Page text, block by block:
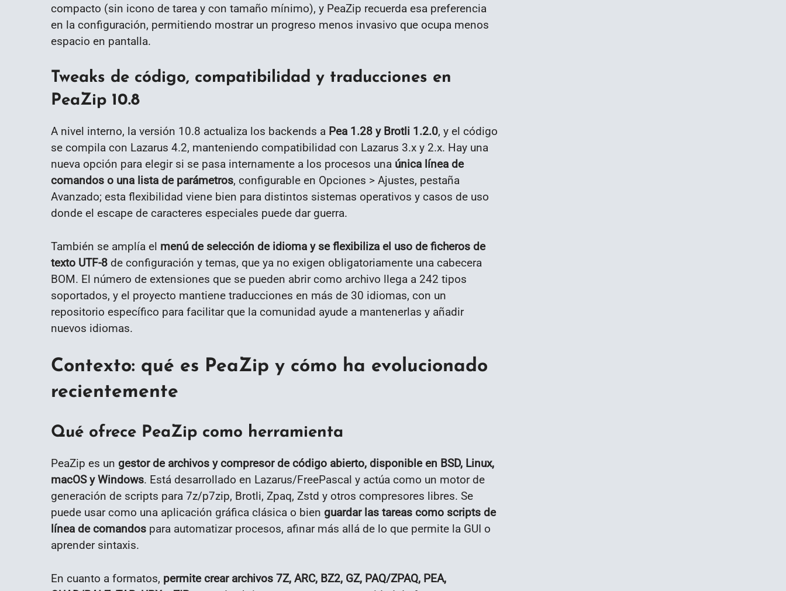
compacto (sin icono de tarea y con tamaño mínimo), y PeaZip recuerda esa preferencia
en la configuración, permitiendo mostrar un progreso menos invasivo que ocupa menos
espacio en pantalla.
Tweaks de código, compatibilidad y traducciones en
PeaZip 10.8
A nivel interno, la versión 10.8 actualiza los backends a Pea 1.28 y Brotli 1.2.0, y el código
se compila con Lazarus 4.2, manteniendo compatibilidad con Lazarus 3.x y 2.x. Hay una
nueva opción para elegir si se pasa internamente a los procesos una única línea de
comandos o una lista de parámetros, configurable en Opciones > Ajustes, pestaña
Avanzado; esta flexibilidad viene bien para distintos sistemas operativos y casos de uso
donde el escape de caracteres especiales puede dar guerra.
También se amplía el menú de selección de idioma y se flexibiliza el uso de ficheros de
texto UTF-8 de configuración y temas, que ya no exigen obligatoriamente una cabecera
BOM. El número de extensiones que se pueden abrir como archivo llega a 242 tipos
soportados, y el proyecto mantiene traducciones en más de 30 idiomas, con un
repositorio específico para facilitar que la comunidad ayude a mantenerlas y añadir
nuevos idiomas.
Contexto: qué es PeaZip y cómo ha evolucionado
recientemente
Qué ofrece PeaZip como herramienta
PeaZip es un gestor de archivos y compresor de código abierto, disponible en BSD, Linux,
macOS y Windows. Está desarrollado en Lazarus/FreePascal y actúa como un motor de
generación de scripts para 7z/p7zip, Brotli, Zpaq, Zstd y otros compresores libres. Se
puede usar como una aplicación gráfica clásica o bien guardar las tareas como scripts de
línea de comandos para automatizar procesos, afinar más allá de lo que permite la GUI o
aprender sintaxis.
En cuanto a formatos, permite crear archivos 7Z, ARC, BZ2, GZ, PAQ/ZPAQ, PEA,